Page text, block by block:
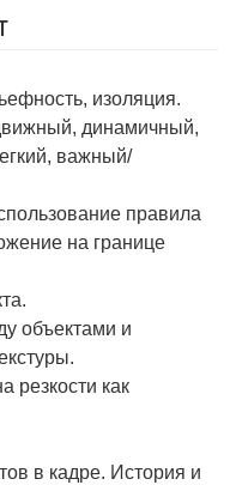
изоляция.
динамичный,
важный/
правила
на границе
объектами и
резкости как
в кадре. История и